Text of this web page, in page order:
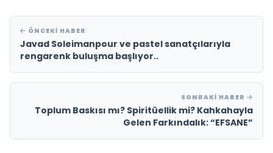
ÖNCEKI HABER
Javad Soleimanpour ve pastel sanatçılarıyla
rengarenk buluşma başlıyor..
SONRAKI HABER
Toplum Baskısı mı? Spiritüellik mi? Kahkahayla
Gelen Farkındalık: “EFSANE”